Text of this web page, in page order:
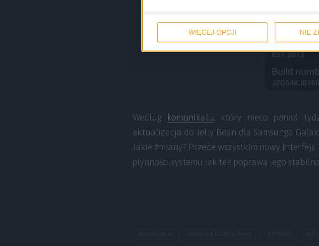
WIĘCEJ OPCJI NIE
Według komunikatu, który nieco ponad
aktualizacja do Jelly Bean dla Samsunga
Jakie zmiany? Przede wszystkim nowy
płynności systemu jak też poprawa jego